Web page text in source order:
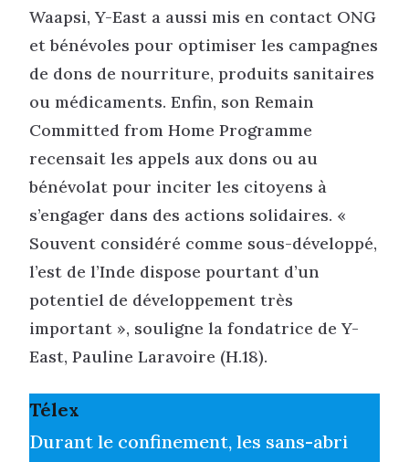
Waapsi, Y-East a aussi mis en contact ONG
et bénévoles pour optimiser les campagnes
de dons de nourriture, produits sanitaires
ou médicaments. Enfin, son Remain
Committed from Home Programme
recensait les appels aux dons ou au
bénévolat pour inciter les citoyens à
s’engager dans des actions solidaires. «
Souvent considéré comme sous-développé,
l’est de l’Inde dispose pourtant d’un
potentiel de développement très
important », souligne la fondatrice de Y-
East, Pauline Laravoire (H.18).
Télex
Durant le confinement, les sans-abri